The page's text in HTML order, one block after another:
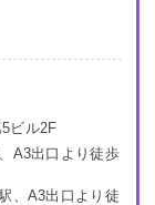
ビル2F
A3出口より徒歩
、A3出口より徒